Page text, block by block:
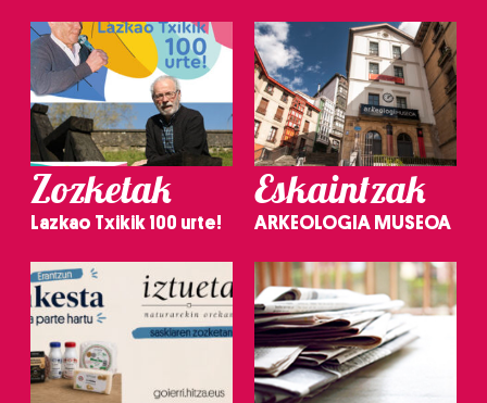
Zozketak
Lazkao Txikik 100 urte!
Eskaintzak
ARKEOLOGIA MUSEOA